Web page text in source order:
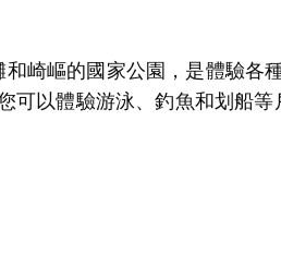
崎嶇的國家公園，是體驗各
以體驗游泳、釣魚和划船